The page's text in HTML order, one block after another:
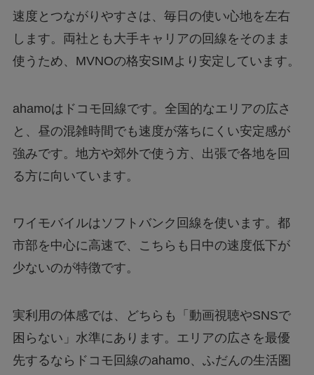
速度とつながりやすさは、毎日の使い心地を左右
します。両社とも大手キャリアの回線をそのまま
使うため、MVNOの格安SIMより安定しています。
ahamoはドコモ回線です。全国的なエリアの広さ
と、昼の混雑時間でも速度が落ちにくい安定感が
強みです。地方や郊外で使う方、出張で各地を回
る方に向いています。
ワイモバイルはソフトバンク回線を使います。都
市部を中心に高速で、こちらも日中の速度低下が
少ないのが特徴です。
実利用の体感では、どちらも「動画視聴やSNSで
困らない」水準にあります。エリアの広さを最優
先するならドコモ回線のahamo、ふだんの生活圏